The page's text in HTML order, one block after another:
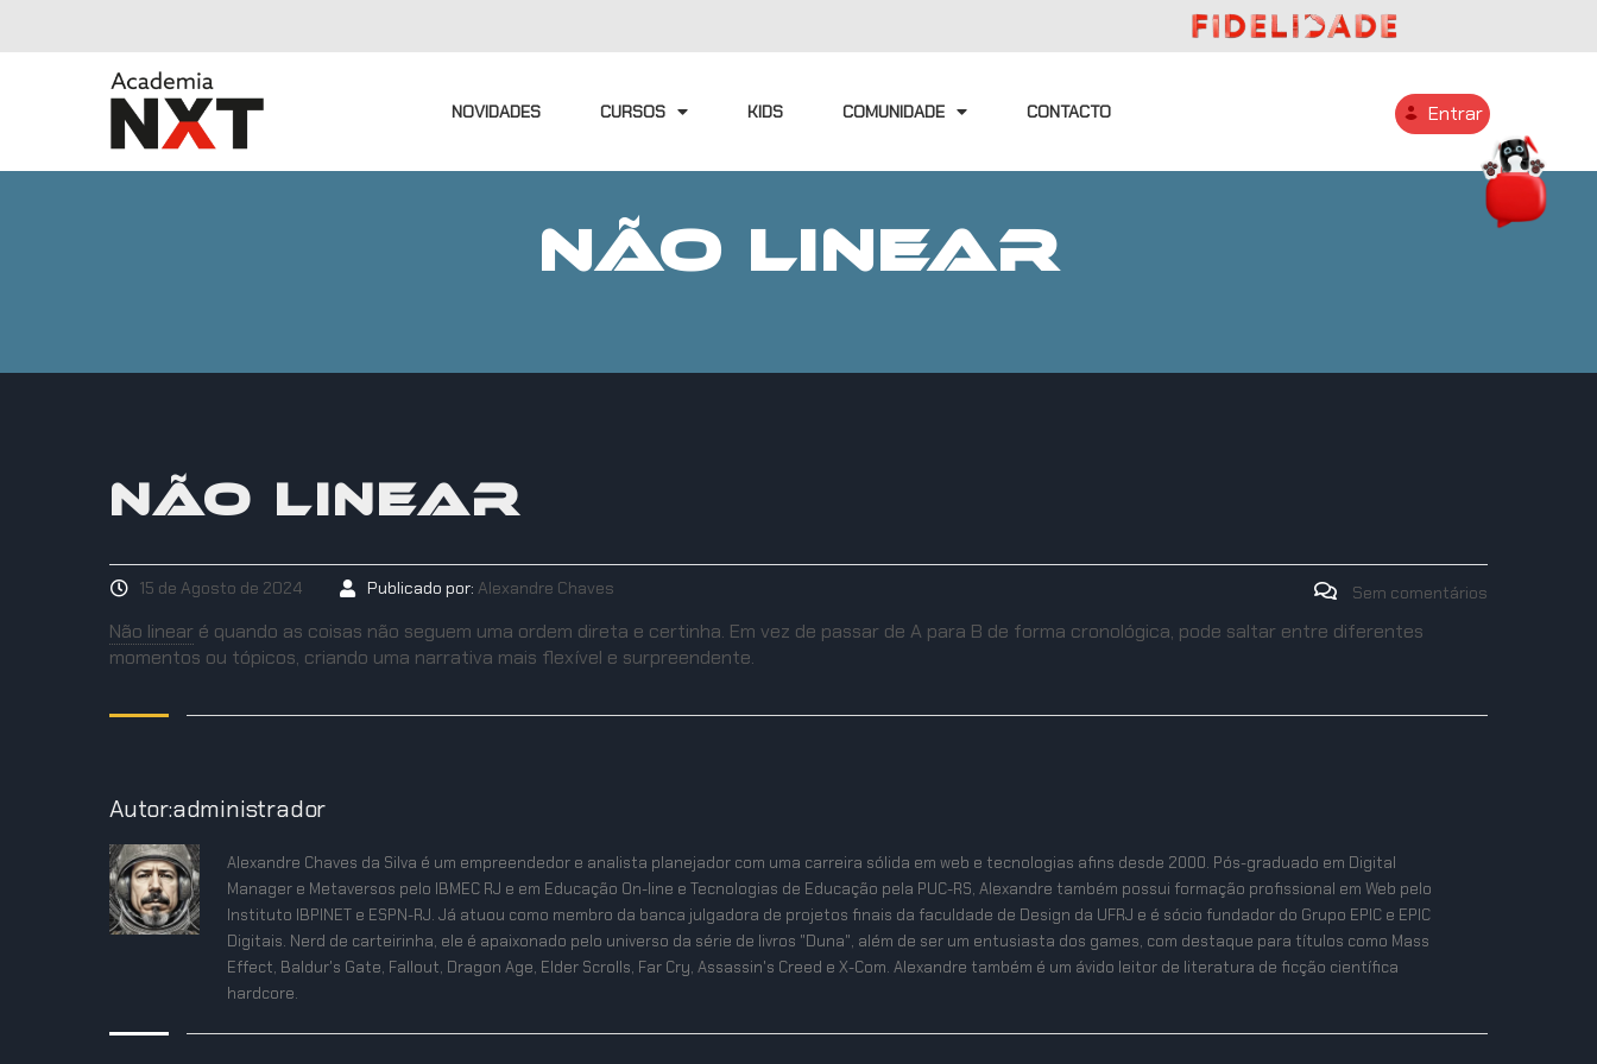
NOVIDADES CURSOS KIDS COMUNIDADE CONTACTO Entrar
NÃO LINEAR
NÃO LINEAR
15 de Agosto de 2024 Publicado por: Alexandre Chaves Sem comentários
Não linear é quando as coisas não seguem uma ordem direta e certinha. Em vez de passar de A para B de forma cronológica, pode saltar entre diferentes
momentos ou tópicos, criando uma narrativa mais flexível e surpreendente.
Autor:administrador
Alexandre Chaves da Silva é um empreendedor e analista planejador com uma carreira sólida em web e tecnologias afins desde 2000. Pós-graduado em Digital
Manager e Metaversos pelo IBMEC RJ e em Educação On-line e Tecnologias de Educação pela PUC-RS, Alexandre também possui formação profissional em Web pelo
Instituto IBPINET e ESPN-RJ. Já atuou como membro da banca julgadora de projetos finais da faculdade de Design da UFRJ e é sócio fundador do Grupo EPIC e EPIC
Digitais. Nerd de carteirinha, ele é apaixonado pelo universo da série de livros "Duna", além de ser um entusiasta dos games, com destaque para títulos como Mass
Effect, Baldur's Gate, Fallout, Dragon Age, Elder Scrolls, Far Cry, Assassin's Creed e X-Com. Alexandre também é um ávido leitor de literatura de ficção científica
hardcore.